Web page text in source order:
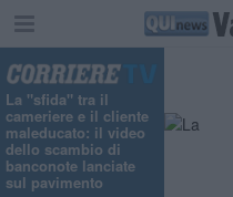
La "sfida" tra il
cameriere e il cliente
maleducato: il video
dello scambio di
banconote lanciate
sul pavimento